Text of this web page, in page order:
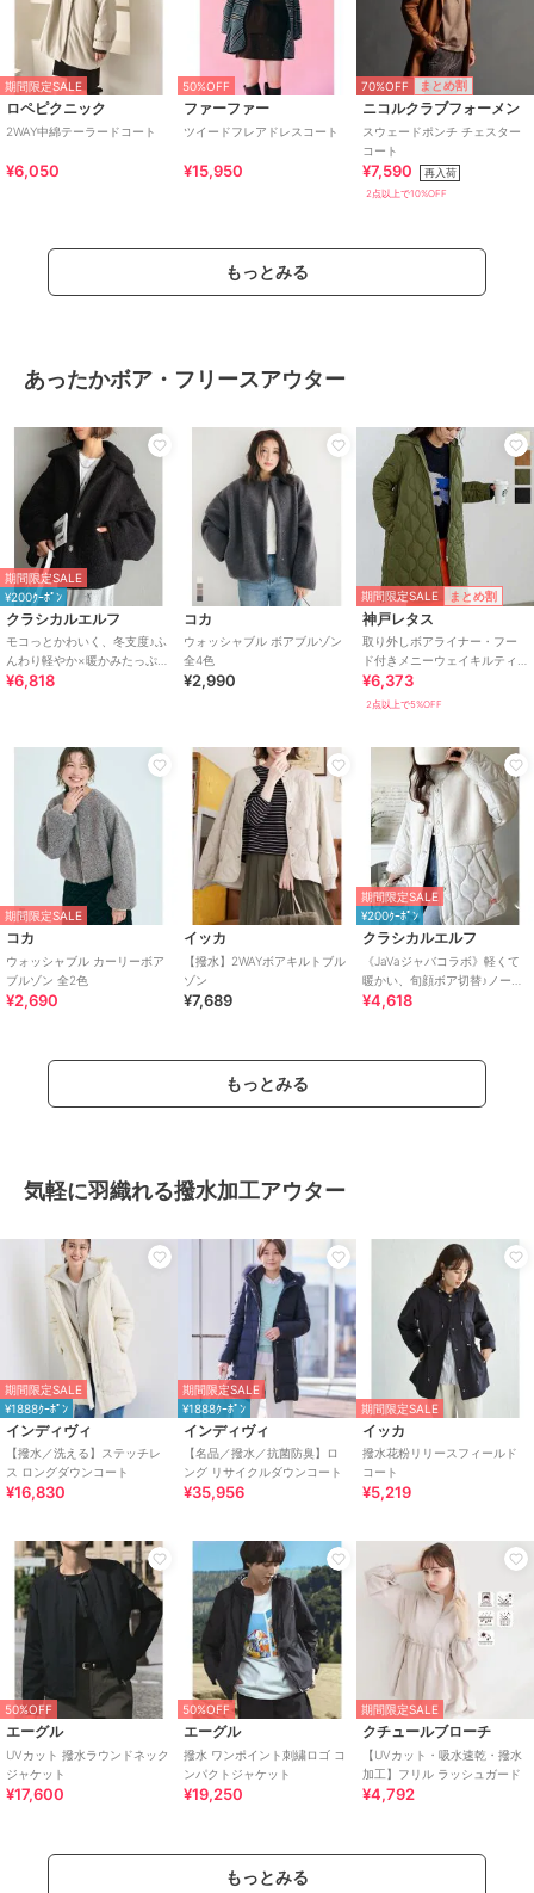
期間限定SALE
ロペピクニック
2WAY中綿テーラードコート
¥6,050
50%OFF
ファーファー
ツイードフレアドレスコート
¥15,950
70%OFF まとめ割
ニコルクラブフォーメン
スウェードポンチ チェスター
コート
¥7,590 再入荷
2点以上で10%OFF
もっとみる
あったかボア・フリースアウター
期間限定SALE
¥200ｸｰﾎﾟﾝ
クラシカルエルフ
モコっとかわいく、冬支度♪ふ
んわり軽やか×暖かみたっぷ
り！コクーンシルエットテデ
¥6,818
コカ
ウォッシャブル ボアブルゾン
全4色
¥2,990
期間限定SALE まとめ割
神戸レタス
取り外しボアライナー・フー
ド付きメニーウェイキルティ
ング中綿コート [K1153]
¥6,373
2点以上で5%OFF
期間限定SALE
コカ
ウォッシャブル カーリーボア
ブルゾン 全2色
¥2,690
イッカ
【撥水】2WAYボアキルトブル
ゾン
¥7,689
期間限定SALE
¥200ｸｰﾎﾟﾝ
クラシカルエルフ
《JaVaジャバコラボ》軽くて
暖かい、旬顔ボア切替♪ノーカ
ラーひょうたんキルティング
¥4,618
もっとみる
気軽に羽織れる撥水加工アウター
期間限定SALE
¥1888ｸｰﾎﾟﾝ
インディヴィ
【撥水／洗える】ステッチレ
ス ロングダウンコート
¥16,830
期間限定SALE
¥1888ｸｰﾎﾟﾝ
インディヴィ
【名品／撥水／抗菌防臭】ロ
ング リサイクルダウンコート
¥35,956
期間限定SALE
イッカ
撥水花粉リリースフィールド
コート
¥5,219
50%OFF
エーグル
UVカット 撥水ラウンドネック
ジャケット
¥17,600
50%OFF
エーグル
撥水 ワンポイント刺繍ロゴ コ
ンパクトジャケット
¥19,250
期間限定SALE
クチュールブローチ
【UVカット・吸水速乾・撥水
加工】フリル ラッシュガード
¥4,792
もっとみる